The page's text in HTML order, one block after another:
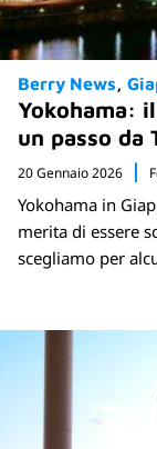
Berry News
Yokohama:
un passo da
20 Gennaio 2026
Yokohama in
merita di essere
scegliamo per